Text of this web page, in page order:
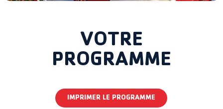
VOTRE
PROGRAMME
IMPRIMER LE PROGRAMME